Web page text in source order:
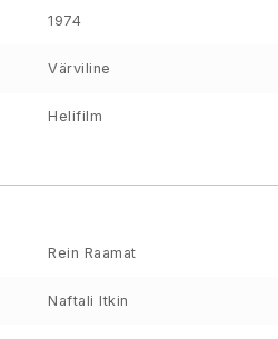
1974
Värviline
Helifilm
Rein Raamat
Naftali Itkin